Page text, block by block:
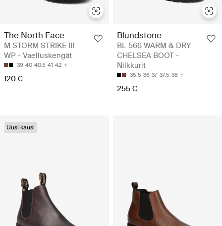
The North Face
M STORM STRIKE III
WP - Vaelluskengät
39 40 40.5 41 42
120 €
Blundstone
BL 566 WARM & DRY
CHELSEA BOOT -
Nilkkurit
35.5 36 37 37.5 38
255 €
Uusi kausi